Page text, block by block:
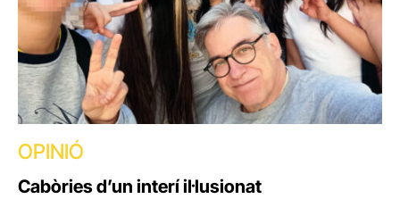
OPINIÓ
Cabòries d’un interí il·lusionat